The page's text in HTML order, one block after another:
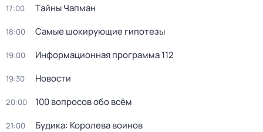
17:00 Тaйны Чапман
18:00 Самые шoкиpующие гипотезы
19:00 Информационная программа 112
19:30 Новости
20:00 100 вопросов обо всём
21:00 Будика: Королева воинов